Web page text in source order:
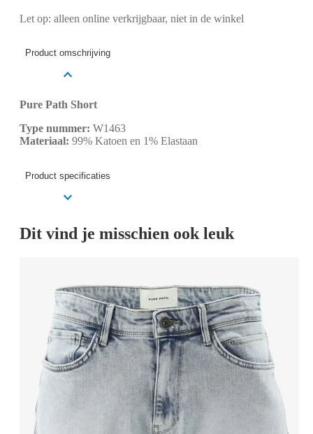
Let op: alleen online verkrijgbaar, niet in de winkel
Product omschrijving
Pure Path Short
Type nummer: W1463
Materiaal: 99% Katoen en 1% Elastaan
Product specificaties
Dit vind je misschien ook leuk